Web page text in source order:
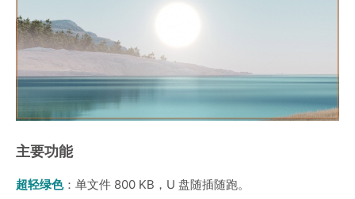
主要功能
超轻绿色：单文件 800 KB，U 盘随插随跑。